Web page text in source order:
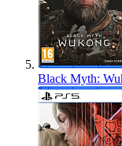
Black Myth: